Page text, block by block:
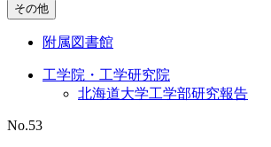
その他
附属図書館
工学院・工学研究院
北海道大学工学部研究報告
No.53